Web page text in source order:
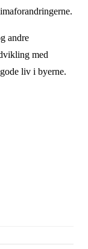
andre
med
liv i byerne.